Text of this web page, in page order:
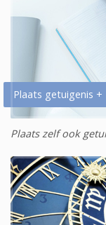
Plaats getuigenis +
Plaats zelf ook